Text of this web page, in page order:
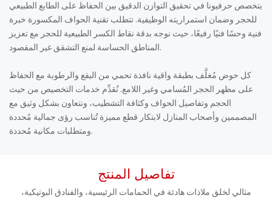
يتخصص حرفيونا في تحقيق التوازن الدقيق بين الحفاظ على الطابع الطبيعي
للحجر وضمان استمراريته الوظيفية. تتطلب تقنية الحواف المكسورة خبرة
فنية وحسًا فنيًا رفيعًا، حيث نوجه بدقة نقاط الكسر الطبيعية للحجر مع تعزيز
المناطق الحساسة لمنع التشقق غير المقصود.
كل حوض مُغلَّف بطبقة واقية نافذة تحمي من البقع والرطوبة مع الحفاظ
على مظهر الحجر المُسامي وغير اللامع. نُقدِّم خدمات التخصيص من حيث
الحجم وتفاصيل الحواف وكثافة التشطيب، ونتعاون بشكل وثيق مع
المصممين وأصحاب المنازل لابتكار قطع مميزة تُناسب رؤى جمالية مُحددة
ومتطلبات مكانية مُحددة.
تفاصيل المنتج
مثالي لخلق ملاذات هادئة في الحمامات الرئيسية، والفنادق البوتيكية،